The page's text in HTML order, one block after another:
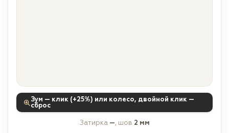
Зум — клик (+25%) или колесо, двойной клик —
сброс
Затирка —, шов 2 мм